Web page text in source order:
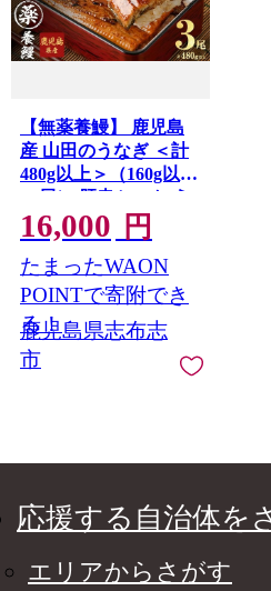
【無薬養鰻】 鹿児島
産 山田のうなぎ ＜計
480g以上＞（160g以上
×3尾） 肝串セット う
なぎ 鰻 ウナギ 無薬 養
鰻 無投薬 3尾 国産 九
州産 蒲焼き かばやき
冷凍 うな重 ひつまぶ
し タレ 山椒 【ポータ
ル限定】 a6-062-km
16,000 円
たまったWAON
POINTで寄附でき
る！
鹿児島県志布志
市
応援する自治体を
エリアからさがす